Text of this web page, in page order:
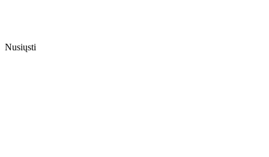
Nusiųsti